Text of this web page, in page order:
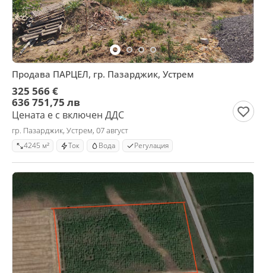
Продава ПАРЦЕЛ, гр. Пазарджик, Устрем
325 566 €
636 751,75 лв
Цената е с включен ДДС
гр. Пазарджик, Устрем, 07 август
4245 м² Ток Вода Регулация